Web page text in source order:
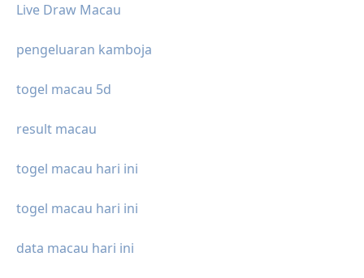
Live Draw Macau
pengeluaran kamboja
togel macau 5d
result macau
togel macau hari ini
togel macau hari ini
data macau hari ini